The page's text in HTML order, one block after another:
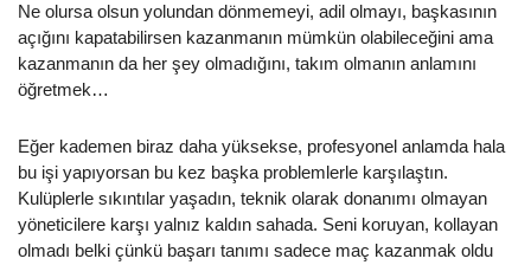
Ne olursa olsun yolundan dönmemeyi, adil olmayı, başkasının
açığını kapatabilirsen kazanmanın mümkün olabileceğini ama
kazanmanın da her şey olmadığını, takım olmanın anlamını
öğretmek…
Eğer kademen biraz daha yüksekse, profesyonel anlamda hala
bu işi yapıyorsan bu kez başka problemlerle karşılaştın.
Kulüplerle sıkıntılar yaşadın, teknik olarak donanımı olmayan
yöneticilere karşı yalnız kaldın sahada. Seni koruyan, kollayan
olmadı belki çünkü başarı tanımı sadece maç kazanmak oldu